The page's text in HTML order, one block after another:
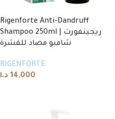
Rigenforte Anti-Dandruff
Shampoo 250ml | ريجينفورت
شامبو مضاد للقشرة
RIGENFORTE
14,000 د.ا